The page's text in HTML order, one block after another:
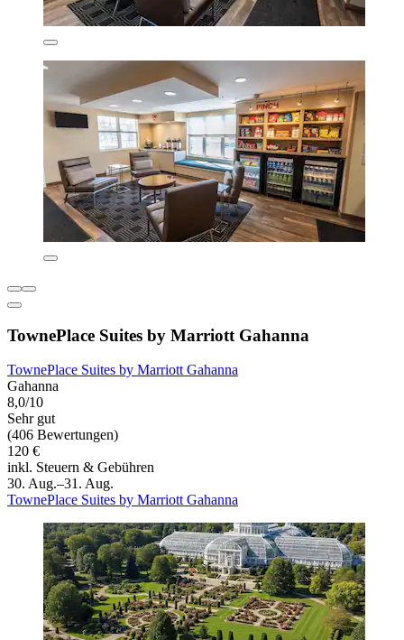
TownePlace Suites by Marriott Gahanna
TownePlace Suites by Marriott Gahanna
Gahanna
8,0/10
Sehr gut
(406 Bewertungen)
120 €
inkl. Steuern & Gebühren
30. Aug.–31. Aug.
TownePlace Suites by Marriott Gahanna